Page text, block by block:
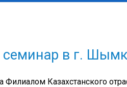
семинар в г.
Филиалом Казахстанского